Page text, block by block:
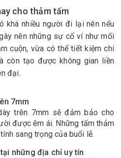
cho thảm tấm
khá nhiều người đi lại nên nếu
nên những sự cố ví như mối
cuộn, vừa có thể tiết kiệm chi
còn tạo được không gian liền
đại.
7mm
trên 7mm sẽ đảm bảo cho
được êm ái. Những tấm thảm
sang trọng của buổi lễ.
những địa chỉ uy tín